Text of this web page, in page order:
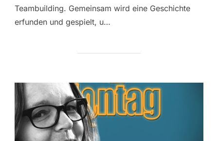
Teambuilding. Gemeinsam wird eine Geschichte
erfunden und gespielt, u…